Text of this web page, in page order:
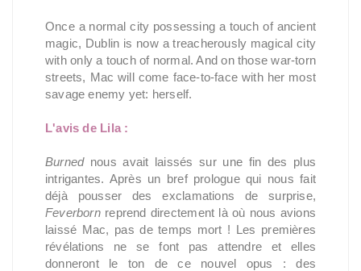
Once a normal city possessing a touch of ancient
magic, Dublin is now a treacherously magical city
with only a touch of normal. And on those war-torn
streets, Mac will come face-to-face with her most
savage enemy yet: herself.
L'avis de Lila :
Burnednous avait laissés sur une fin des plus
intrigantes. Après un bref prologue qui nous fait
déjà pousser des exclamations de surprise,
Feverbornreprend directement là où nous avions
laissé Mac, pas de temps mort ! Les premières
révélations ne se font pas attendre et elles
donneront le ton de ce nouvel opus : des